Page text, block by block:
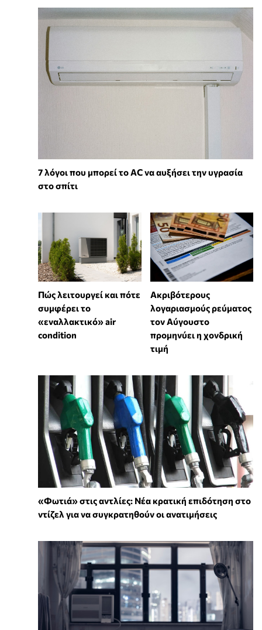
7 λόγοι που μπορεί το AC να αυξήσει την υγρασία
στο σπίτι
Πώς λειτουργεί και πότε
συμφέρει το
«εναλλακτικό» air
condition
Ακριβότερους
λογαριασμούς ρεύματος
τον Αύγουστο
προμηνύει η χονδρική
τιμή
«Φωτιά» στις αντλίες: Νέα κρατική επιδότηση στο
ντίζελ για να συγκρατηθούν οι ανατιμήσεις